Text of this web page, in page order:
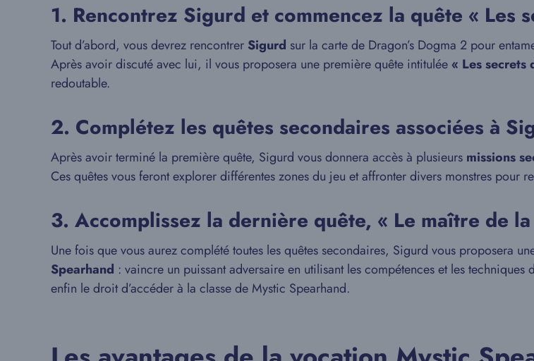
1. Rencontrez Sigurd et commencez la quête « Les
Tout d’abord, vous devrez rencontrer Sigurd sur la carte de Dragon’s Dogma 2 pour
Après avoir discuté avec lui, il vous proposera une première quête intitulée« Les secrets
redoutable.
2. Complétez les quêtes secondaires associées à
Après avoir terminé la première quête, Sigurd vous donnera accès à plusieurs missions
Ces quêtes vous feront explorer différentes zones du jeu et affronter divers monstres
3. Accomplissez la dernière quête, « Le maître de
Une fois que vous aurez complété toutes les quêtes secondaires, Sigurd vous proposera
Spearhand : vaincre un puissant adversaire en utilisant les compétences et les
enfin le droit d’accéder à la classe de Mystic Spearhand.